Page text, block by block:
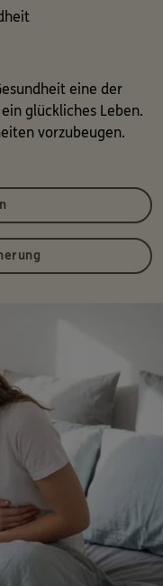
eine der
glückliches Leben.
vorzubeugen.